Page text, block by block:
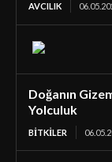
AVCILIK
Doğanın
Yolculuk
BİTKİLER